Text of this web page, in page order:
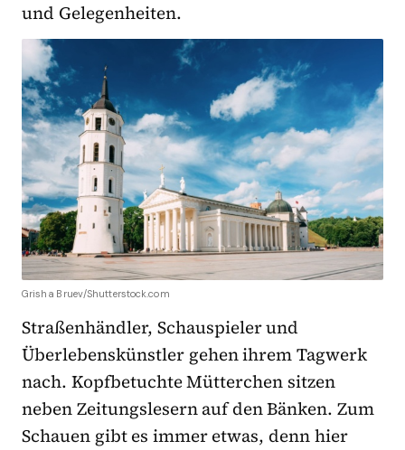
und Gelegenheiten.
Grisha Bruev/Shutterstock.com
Straßenhändler, Schauspieler und
Überlebenskünstler gehen ihrem Tagwerk
nach. Kopfbetuchte Mütterchen sitzen
neben Zeitungslesern auf den Bänken. Zum
Schauen gibt es immer etwas, denn hier